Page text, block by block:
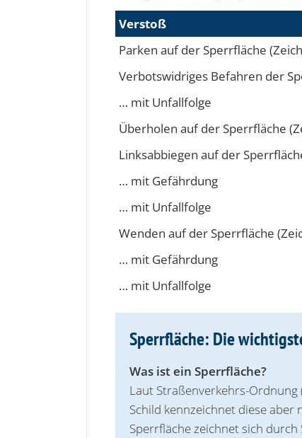
Verstoß
Parken auf der Sperrfläche
Verbotswidriges Befahren der
… mit Unfallfolge
Überholen auf der Sperrfläche
Linksabbiegen auf der
… mit Gefährdung
… mit Unfallfolge
Wenden auf der Sperrfläche
… mit Gefährdung
… mit Unfallfolge
Sperrfläche: Die
Was ist ein Sperrfläche?
Laut Straßenverkehrs-Ordnung
Schild kennzeichnet diese
Sperrfläche zeichnet sich